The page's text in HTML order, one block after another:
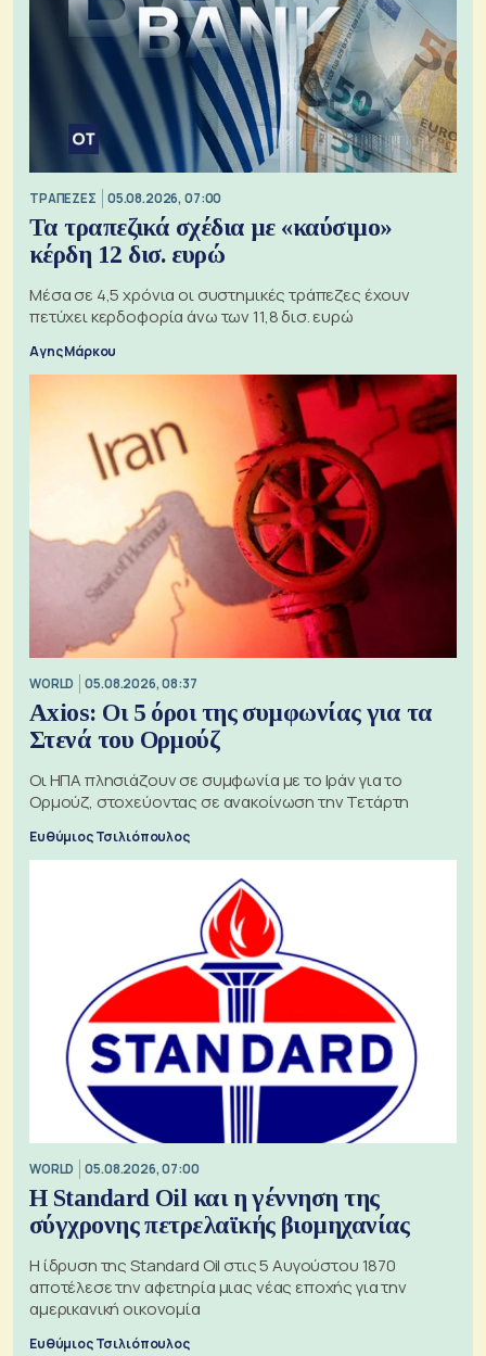
ΤΡΑΠΕΖΕΣ 05.08.2026, 07:00
Τα τραπεζικά σχέδια με «καύσιμο»
κέρδη 12 δισ. ευρώ
Μέσα σε 4,5 χρόνια οι συστημικές τράπεζες έχουν
πετύχει κερδοφορία άνω των 11,8 δισ. ευρώ
Αγης Μάρκου
WORLD 05.08.2026, 08:37
Axios: Οι 5 όροι της συμφωνίας για τα
Στενά του Ορμούζ
Οι ΗΠΑ πλησιάζουν σε συμφωνία με το Ιράν για το
Ορμούζ, στοχεύοντας σε ανακοίνωση την Τετάρτη
Ευθύμιος Τσιλιόπουλος
WORLD 05.08.2026, 07:00
Η Standard Oil και η γέννηση της
σύγχρονης πετρελαϊκής βιομηχανίας
Η ίδρυση της Standard Oil στις 5 Αυγούστου 1870
αποτέλεσε την αφετηρία μιας νέας εποχής για την
αμερικανική οικονομία
Ευθύμιος Τσιλιόπουλος